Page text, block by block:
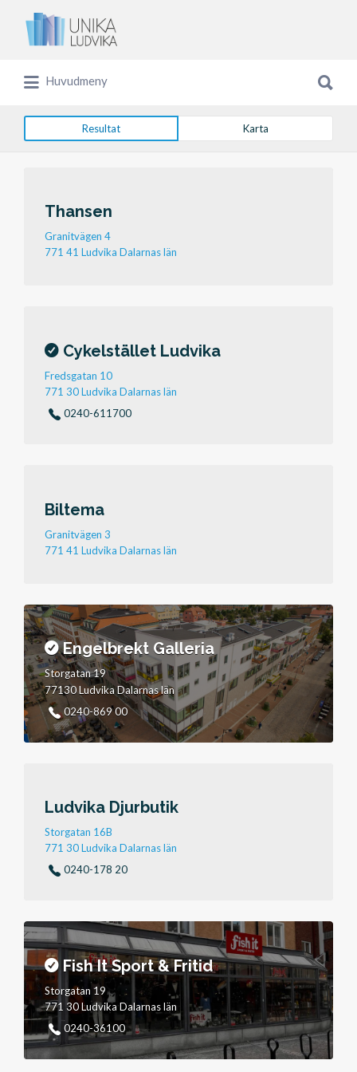
Sök
efter:
Huvudmeny
efter:
Resultat Karta
Thansen
Granitvägen 4
771 41 Ludvika Dalarnas län
Cykelstället Ludvika
Fredsgatan 10
771 30 Ludvika Dalarnas län
0240-611700
Biltema
Granitvägen 3
771 41 Ludvika Dalarnas län
Engelbrekt Galleria
Storgatan 19
77130 Ludvika Dalarnas län
0240-869 00
Ludvika Djurbutik
Storgatan 16B
771 30 Ludvika Dalarnas län
0240-178 20
Fish It Sport & Fritid
Storgatan 19
771 30 Ludvika Dalarnas län
0240-36100